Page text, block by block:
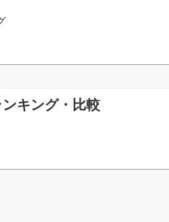
ンキング・比較